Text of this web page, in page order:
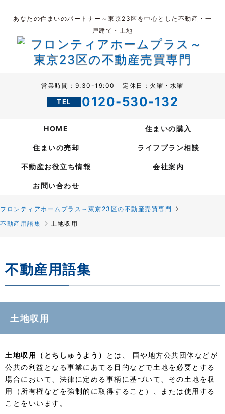
あなたの住まいのパートナー～東京23区を中心とした不動産・一
戸建て・土地
営業時間：9:30-19:00 定休日：火曜・水曜
0120-530-132
Main menuHOME 住まいの購入
住まいの売却 ライフプラン相談
不動産お役立ち情報 会社案内
お問い合わせ
フロンティアホームプラス～東京23区の不動産売買専門
不動産用語集
土地収用
不動産用語集
土地収用
土地収用（とちしゅうよう）
とは、 国や地方公共団体などが
公共の利益となる事業にあてる目的などで土地を必要とする
場合において、法律に定める事柄に基づいて、その土地を収
用（所有権などを強制的に取得すること）、または使用する
ことをいいます。